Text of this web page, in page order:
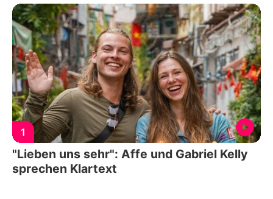
1
"Lieben uns sehr": Affe und Gabriel Kelly
sprechen Klartext